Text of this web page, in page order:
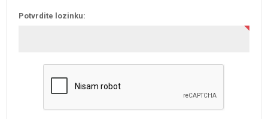
Potvrdite lozinku: